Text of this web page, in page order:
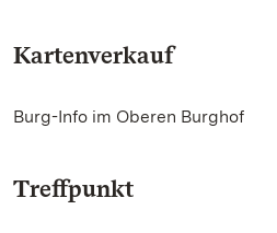
Kartenverkauf
Burg-Info im Oberen Burghof
Treffpunkt